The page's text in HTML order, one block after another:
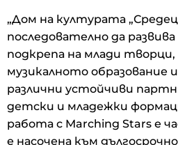
„Дом на културата
последователно да
подкрепа на млади
музикалното образование
различни устойчиви
детски и младежки
работа с Marching Stars е
е насочена към